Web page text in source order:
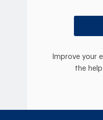
Improve your
the